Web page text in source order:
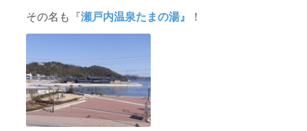
その名も『瀬戸内温泉たまの湯』 ！